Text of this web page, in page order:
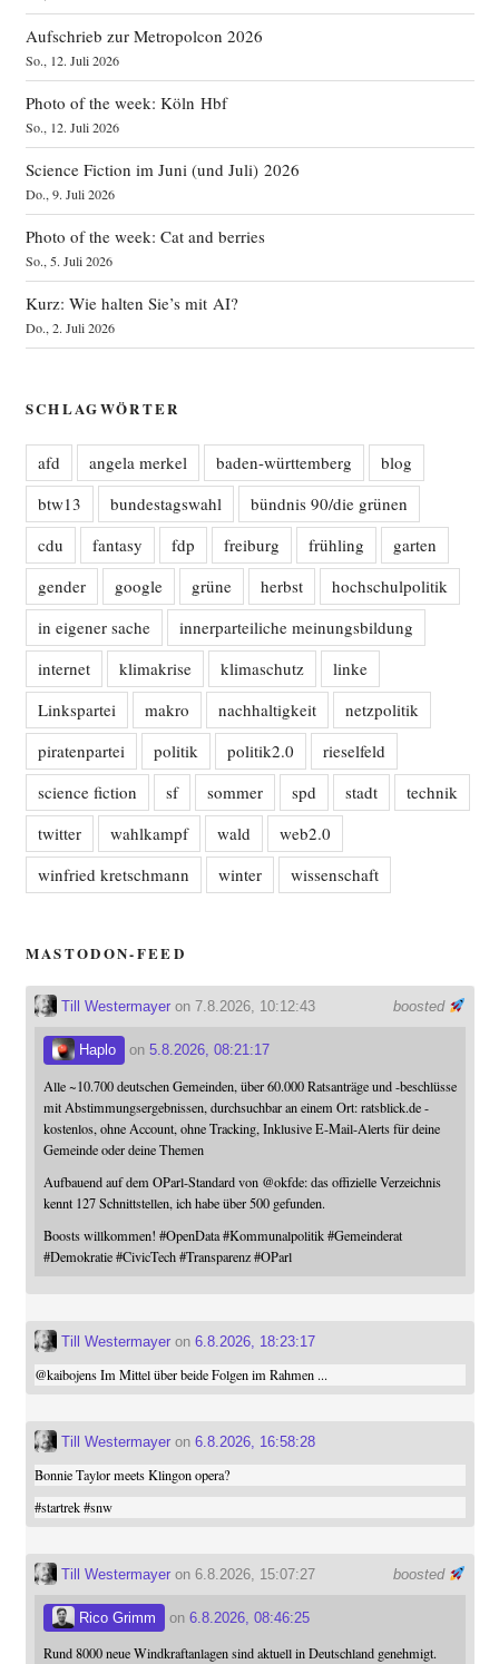
Aufschrieb zur Metropolcon 2026
So., 12. Juli 2026
Photo of the week: Köln Hbf
So., 12. Juli 2026
Science Fiction im Juni (und Juli) 2026
Do., 9. Juli 2026
Photo of the week: Cat and berries
So., 5. Juli 2026
Kurz: Wie halten Sie’s mit AI?
Do., 2. Juli 2026
SCHLAGWÖRTER
afd angela merkel baden-württemberg
blog
btw13
bundestagswahl
bündnis 90/die grünen
cdu
fantasy fdp freiburg frühling
garten
gender
google grüne herbst
hochschulpolitik
in eigener sache
innerparteiliche meinungsbildung
internet
klimakrise klimaschutz
linke
Linkspartei
makro nachhaltigkeit
netzpolitik
piratenpartei
politik politik2.0
rieselfeld
science fiction
sf sommer spd stadt
technik
twitter
wahlkampf wald
web2.0
winfried kretschmann
winter wissenschaft
MASTODON-FEED
boosted
Till Westermayeron 7.8.2026, 10:12:43
Haplo on 5.8.2026, 08:21:17
Alle ~10.700 deutschen Gemeinden, über 60.000 Ratsanträge und -beschlüsse
mit Abstimmungsergebnissen, durchsuchbar an einem Ort: ratsblick.de -
kostenlos, ohne Account, ohne Tracking, Inklusive E-Mail-Alerts für deine
Gemeinde oder deine Themen
Aufbauend auf dem OParl-Standard von @okfde: das offizielle Verzeichnis
kennt 127 Schnittstellen, ich habe über 500 gefunden.
Boosts willkommen! #OpenData #Kommunalpolitik #Gemeinderat
#Demokratie #CivicTech #Transparenz #OParl
Till Westermayeron 6.8.2026, 18:23:17
@kaibojensIm Mittel über beide Folgen im Rahmen ...
Till Westermayeron 6.8.2026, 16:58:28
Bonnie Taylor meets Klingon opera?
#startrek #snw
boosted
Till Westermayeron 6.8.2026, 15:07:27
Rico Grimm on 6.8.2026, 08:46:25
Rund 8000 neue Windkraftanlagen sind aktuell in Deutschland genehmigt.